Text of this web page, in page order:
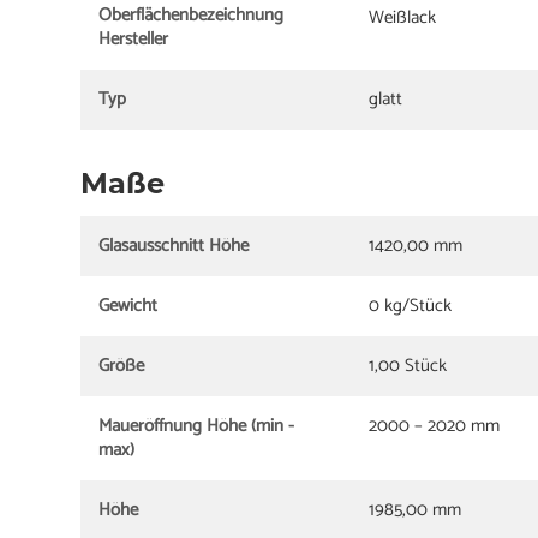
Oberflächenbezeichnung
Hersteller
Weißlack
Typ glatt
Maße
Glasausschnitt Höhe
1420,00 mm
Gewicht
0 kg/Stück
Größe
1,00 Stück
Maueröffnung Höhe (min -
max)
2000 – 2020 mm
Höhe 1985,00 mm